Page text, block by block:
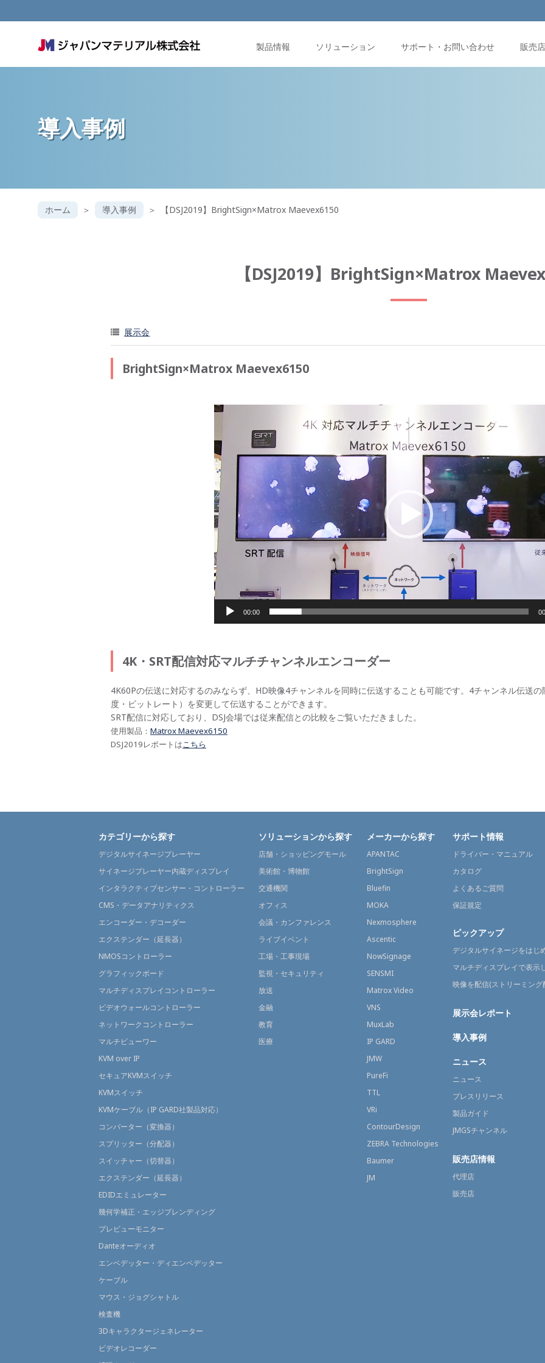
製品情報 ソリューション サポート・お問い合わせ 販売
導入事例
ホーム 導入事例 【DSJ2019】BrightSign×Matrox Maevex6150
【DSJ2019】BrightSign×Matrox
展示会
BrightSign×Matrox Maevex6150
画
レ
00:00
4K・SRT配信対応マルチチャンネルエンコーダー
4K60Pの伝送に対応するのみならず、HD映像4チャンネルを同時に伝送することも可能です。4チャンネル伝送
度・ビットレート）を変更して伝送することができます。
SRT配信に対応しており、DSJ会場では従来配信との比較をご覧いただきました。
使用製品： Matrox Maevex6150
DSJ2019レポートはこちら
カテゴリーから探す
デジタルサイネージプレーヤー
サイネージプレーヤー内蔵ディスプレイ
インタラクティブセンサー・コントローラー
CMS・データアナリティクス
エンコーダー・デコーダー
エクステンダー（延長器）
NMOSコントローラー
グラフィックボード
マルチディスプレイコントローラー
ビデオウォールコントローラー
ネットワークコントローラー
マルチビューワー
KVM over IP
セキュアKVMスイッチ
KVMスイッチ
KVMケーブル（IP GARD社製品対応）
コンバーター（変換器）
スプリッター（分配器）
スイッチャー（切替器）
エクステンダー（延長器）
EDIDエミュレーター
幾何学補正・エッジブレンディング
プレビューモニター
Danteオーディオ
エンベデッター・ディエンベデッター
ケーブル
マウス・ジョグシャトル
検査機
3Dキャラクタージェネレーター
ビデオレコーダー
ソリューションから探す
店舗・ショッピングモール
美術館・博物館
交通機関
オフィス
会議・カンファレンス
ライブイベント
工場・工事現場
監視・セキュリティ
放送
金融
教育
医療
メーカーから探す
APANTAC
BrightSign
Bluefin
MOKA
Nexmosphere
Ascentic
NowSignage
SENSMI
Matrox Video
VNS
MuxLab
IP GARD
JMW
PureFi
TTL
VRi
ContourDesign
ZEBRA Technologies
Baumer
JM
サポート情報
ドライバー・マニュアル
カタログ
よくあるご質問
保証規定
ピックアップ
デジタルサイネージをはじ
マルチディスプレイで表示
映像を配信(ストリーミング
展示会レポート
導入事例
ニュース
ニュース
プレスリリース
製品ガイド
JMGSチャンネル
販売店情報
代理店
販売店